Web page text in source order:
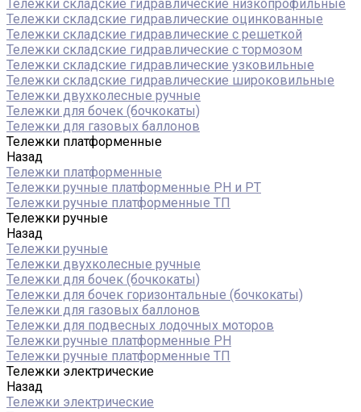
Тележки складские гидравлические низкопрофильные
Тележки складские гидравлические оцинкованные
Тележки складские гидравлические с решеткой
Тележки складские гидравлические с тормозом
Тележки складские гидравлические узковильные
Тележки складские гидравлические широковильные
Тележки двухколесные ручные
Тележки для бочек (бочкокаты)
Тележки для газовых баллонов
Тележки платформенные
Назад
Тележки платформенные
Тележки ручные платформенные PH и PT
Тележки ручные платформенные ТП
Тележки ручные
Назад
Тележки ручные
Тележки двухколесные ручные
Тележки для бочек (бочкокаты)
Тележки для бочек горизонтальные (бочкокаты)
Тележки для газовых баллонов
Тележки для подвесных лодочных моторов
Тележки ручные платформенные PH
Тележки ручные платформенные ТП
Тележки электрические
Назад
Тележки электрические